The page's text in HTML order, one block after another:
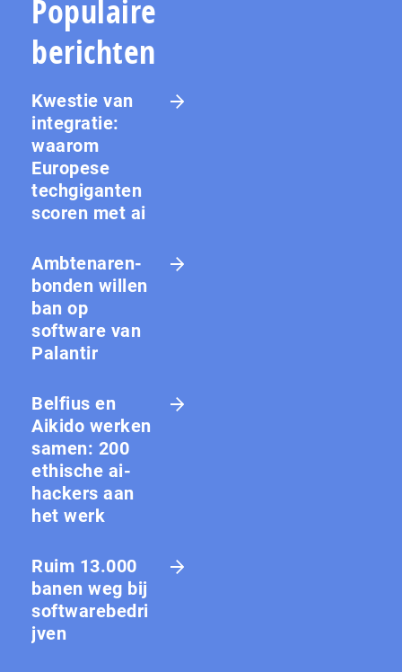
Populaire
berichten
Kwestie van
integratie:
waarom
Europese
techgiganten
scoren met ai
Amb­te­na­ren­
bon­den willen
ban op
software van
Palantir
Belfius en
Aikido werken
samen: 200
ethische ai-
hackers aan
het werk
Ruim 13.000
banen weg bij
softwarebedri
jven